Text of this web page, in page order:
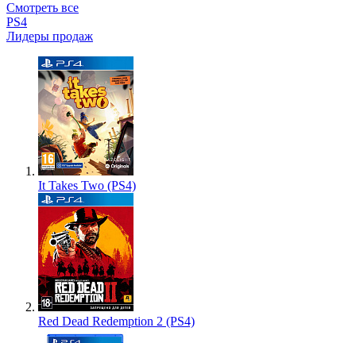
Смотреть все
PS4
Лидеры продаж
It Takes Two (PS4)
Red Dead Redemption 2 (PS4)